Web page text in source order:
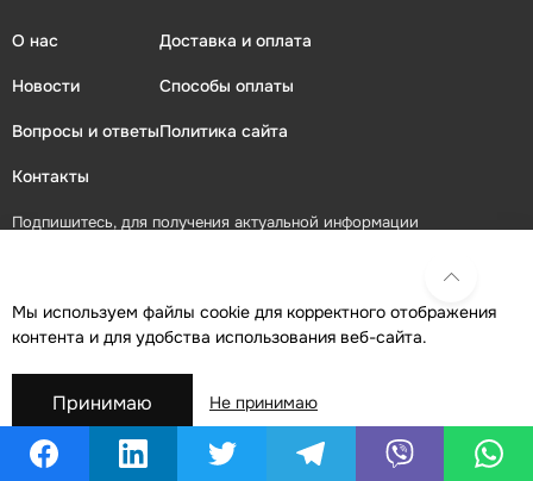
О нас
Новости
Вопросы и ответы
Контакты
Доставка и оплата
Способы оплаты
Политика сайта
Подпишитесь, для получения актуальной информации
ПОДПИСАТЬСЯ
Присоединяйтесь в социальных сетях
Мы используем файлы cookie для корректного отображения
контента и для удобства использования веб-сайта.
Принимаю Не принимаю